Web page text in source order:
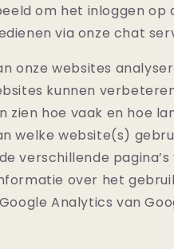
om het inloggen op
via onze chat
onze websites
kunnen
zien hoe vaak en hoe
welke website(s)
verschillende pagina’s
over het
Analytics van